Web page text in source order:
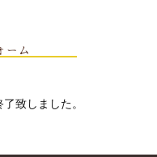
ーム
致しました。